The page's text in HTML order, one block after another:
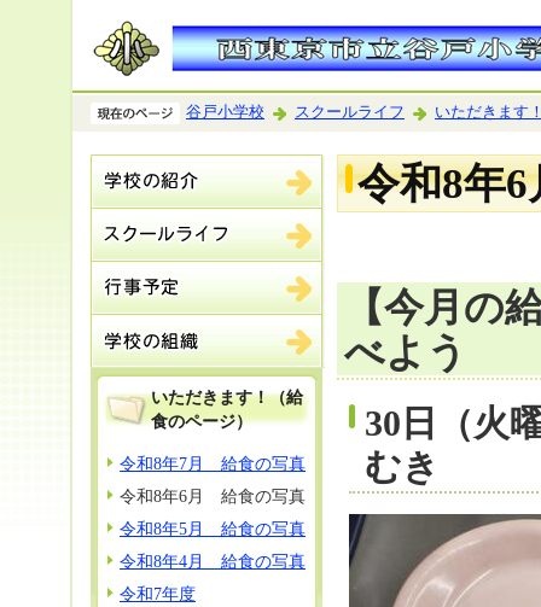
谷戸小学校 スクールライフ いただきます
いただきます！（給
食のページ）
令和8年7月 給食の写真
令和8年6月 給食の写真
令和8年5月 給食の写真
令和8年4月 給食の写真
令和7年度
令和8年
【今月の
べよう
30日（火
むき